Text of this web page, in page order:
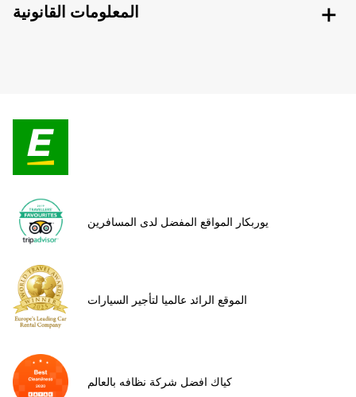
المعلومات القانونية
يوربكار المواقع المفضل لدى المسافرين
الموقع الرائد عالميا لتأجير السيارات
كياك افضل شركة نظافه بالعالم